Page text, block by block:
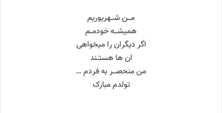
ﻣـــﻦ ﺷـــﻬﺮﯾﻮﺭﯾﻢ
ﻫﻤﯿﺸـــﻪ ﺧﻮﺩﻣــﻢ
ﺍﮔﺮ ﺩﯾﮕﺮﺍﻥ ﺭﺍ ﻣﯿﺨﻮﺍﻫﯽ
ﺍﻥ ﻫﺎ ﻫﺴﺘــﻨﺪ
ﻣﻦ ﻣﻨﺤﺼـــﺮ ﺑﻪ ﻓﺮﺩﻡ …
تولدم مبارک